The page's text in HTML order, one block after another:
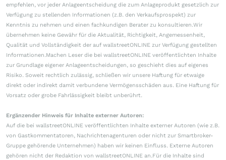
empfehlen, vor jeder Anlageentscheidung die zum Anlageprodukt gesetzlich zur
Verfügung zu stellenden Informationen (z.B. den Verkaufsprospekt) zur
Kenntnis zu nehmen und einen fachkundigen Berater zu konsultieren.Wir
übernehmen keine Gewähr für die Aktualität, Richtigkeit, Angemessenheit,
Qualität und Vollständigkeit der auf wallstreetONLINE zur Verfügung gestellten
Informationen.Machen Leser die bei wallstreetONLINE veröffentlichten Inhalte
zur Grundlage eigener Anlageentscheidungen, so geschieht dies auf eigenes
Risiko. Soweit rechtlich zulässig, schließen wir unsere Haftung für etwaige
direkt oder indirekt damit verbundene Vermögensschäden aus. Eine Haftung für
Vorsatz oder grobe Fahrlässigkeit bleibt unberührt.
Ergänzender Hinweis für Inhalte externer Autoren:
Auf die bei wallstreetONLINE veröffentlichten Inhalte externer Autoren (wie z.B.
von Gastkommentatoren, Nachrichtenagenturen oder nicht zur Smartbroker-
Gruppe gehörende Unternehmen) haben wir keinen Einfluss. Externe Autoren
gehören nicht der Redaktion von wallstreetONLINE an.Für die Inhalte sind